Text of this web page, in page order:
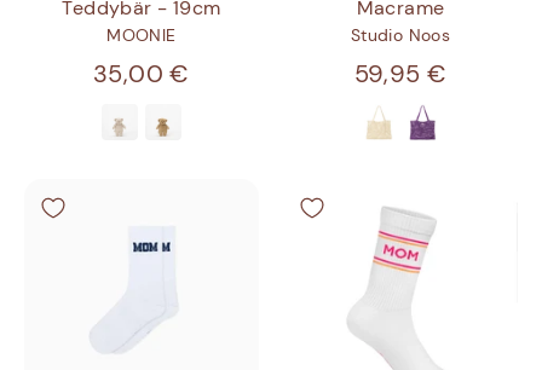
Teddybär - 19cm
MOONIE
35,00 €
Macrame
Studio Noos
59,95 €